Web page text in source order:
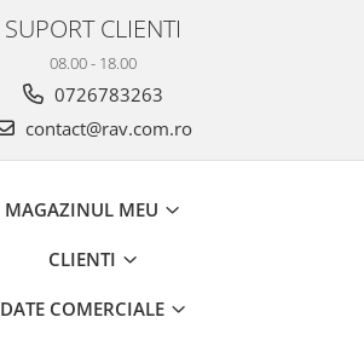
SUPORT CLIENTI
08.00 - 18.00
0726783263
contact@rav.com.ro
MAGAZINUL MEU
CLIENTI
DATE COMERCIALE